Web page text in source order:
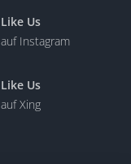
Like Us
auf Instagram
Like Us
auf Xing